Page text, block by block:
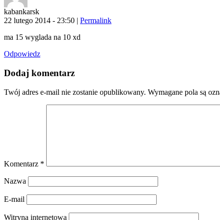
kabankarsk
22 lutego 2014 - 23:50 | Permalink
ma 15 wyglada na 10 xd
Odpowiedz
Dodaj komentarz
Twój adres e-mail nie zostanie opublikowany. Wymagane pola są
Komentarz *
Nazwa
E-mail
Witryna internetowa